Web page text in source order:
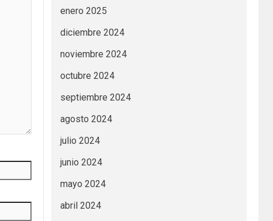
enero 2025
diciembre 2024
noviembre 2024
octubre 2024
septiembre 2024
agosto 2024
julio 2024
junio 2024
mayo 2024
abril 2024